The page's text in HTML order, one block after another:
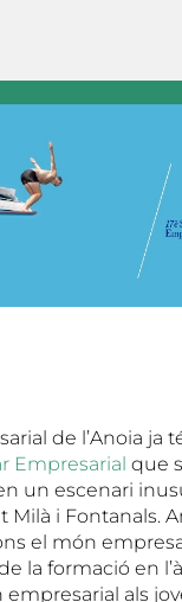
de l’Anoia ja
Empresarialque
un escenari
Milà i Fontanals.
el món
la formació en
als